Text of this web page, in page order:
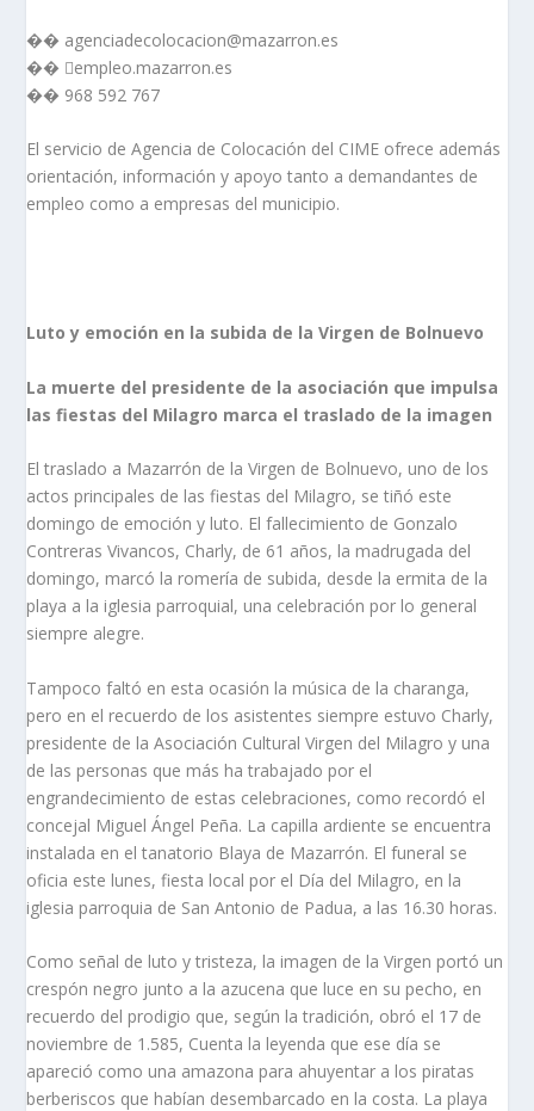
�� agenciadecolocacion@mazarron.es
�� empleo.mazarron.es
�� 968 592 767
El servicio de Agencia de Colocación del CIME ofrece además
orientación, información y apoyo tanto a demandantes de
empleo como a empresas del municipio.
Luto y emoción en la subida de la Virgen de Bolnuevo
La muerte del presidente de la asociación que impulsa
las fiestas del Milagro marca el traslado de la imagen
El traslado a Mazarrón de la Virgen de Bolnuevo, uno de los
actos principales de las fiestas del Milagro, se tiñó este
domingo de emoción y luto. El fallecimiento de Gonzalo
Contreras Vivancos, Charly, de 61 años, la madrugada del
domingo, marcó la romería de subida, desde la ermita de la
playa a la iglesia parroquial, una celebración por lo general
siempre alegre.
Tampoco faltó en esta ocasión la música de la charanga,
pero en el recuerdo de los asistentes siempre estuvo Charly,
presidente de la Asociación Cultural Virgen del Milagro y una
de las personas que más ha trabajado por el
engrandecimiento de estas celebraciones, como recordó el
concejal Miguel Ángel Peña. La capilla ardiente se encuentra
instalada en el tanatorio Blaya de Mazarrón. El funeral se
oficia este lunes, fiesta local por el Día del Milagro, en la
iglesia parroquia de San Antonio de Padua, a las 16.30 horas.
Como señal de luto y tristeza, la imagen de la Virgen portó un
crespón negro junto a la azucena que luce en su pecho, en
recuerdo del prodigio que, según la tradición, obró el 17 de
noviembre de 1.585, Cuenta la leyenda que ese día se
apareció como una amazona para ahuyentar a los piratas
berberiscos que habían desembarcado en la costa. La playa